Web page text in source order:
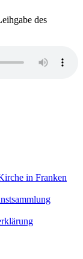
des
in Franken